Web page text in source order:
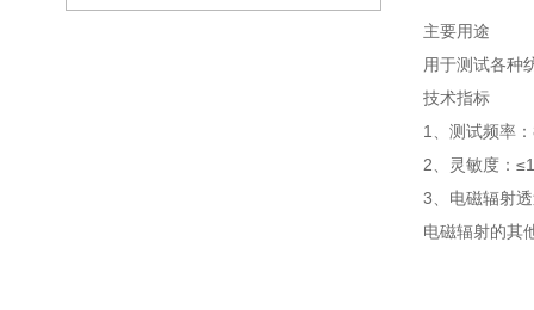
主要用途
用于测试各种
技术指标
1、测试频率
2、灵敏度：
3、电磁辐射
电磁辐射的其